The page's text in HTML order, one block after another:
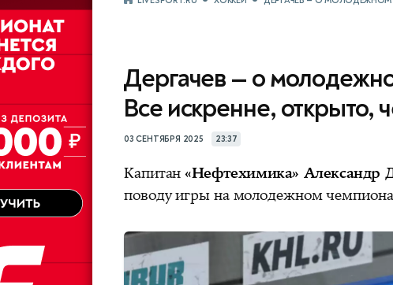
Дергачев — о
Все искренне, открыто,
03 СЕНТЯБРЯ 2025 23:37
Капитан«Нефтехимика» Александр
поводу игры на молодежном